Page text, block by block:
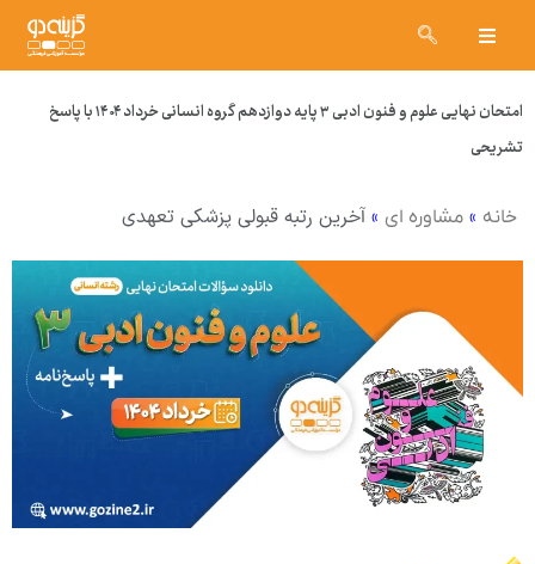
امتحان نهایی علوم و فنون ادبی ۳ پایه دوازدهم گروه انسانی خرداد ۱۴۰۴ با پاسخ
تشریحی
خانه » مشاوره ای » آخرین رتبه قبولی پزشکی تعهدی